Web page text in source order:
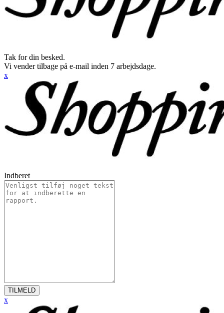
Tak for din besked.
Vi vender tilbage på e-mail inden 7 arbejdsdage.
x
Indberet
TILMELD
x